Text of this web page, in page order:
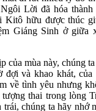
Lời đã hóa
Kitô hữu được thúc
Giáng Sinh ở giữa
của mùa này, chúng
đợi và khao khát,
về tình yêu nhưng
tượng thai trong lòng
trái, chúng ta hãy nhớ